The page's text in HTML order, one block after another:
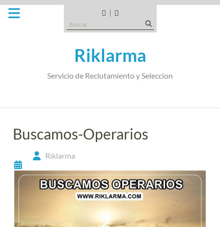
Saltar
CANDIDATOS
TIPO
EMPRESA
SOMOS
Buscar:
Riklarma
Servicio de Reclutamiento y Seleccion
Buscamos-Operarios
Riklarma